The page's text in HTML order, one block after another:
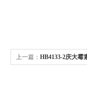
上一篇： HB4133-2庆大霉